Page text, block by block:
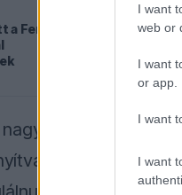
I want
web or
I want
or app.
I want
I want
a Ferrari,
Különös
igazolását
tudtunk
De az új